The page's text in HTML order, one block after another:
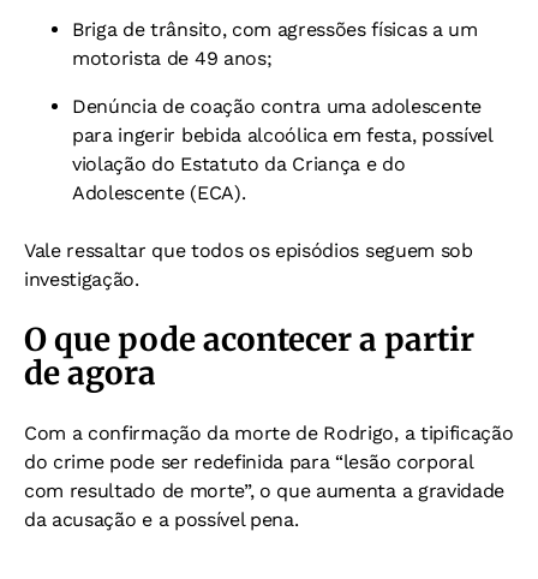
Briga de trânsito, com agressões físicas a um
motorista de 49 anos;
Denúncia de coação contra uma adolescente
para ingerir bebida alcoólica em festa, possível
violação do Estatuto da Criança e do
Adolescente (ECA).
Vale ressaltar que todos os episódios seguem sob
investigação.
O que pode acontecer a partir
de agora
Com a confirmação da morte de Rodrigo, a tipificação
do crime pode ser redefinida para “lesão corporal
com resultado de morte”, o que aumenta a gravidade
da acusação e a possível pena.